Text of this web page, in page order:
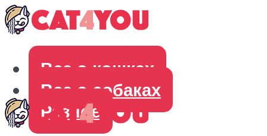
Все о кошках
Все о собаках
Разное